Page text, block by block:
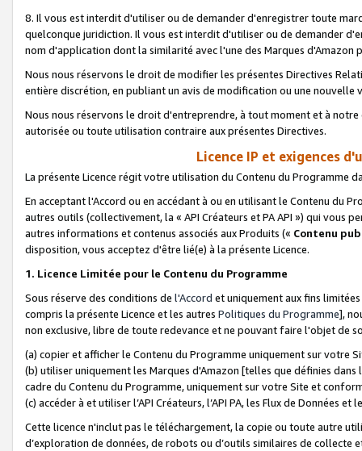
8. Il vous est interdit d'utiliser ou de demander d'enregistrer toute
quelconque juridiction. Il vous est interdit d'utiliser ou de demander
nom d'application dont la similarité avec l'une des Marques
Nous nous réservons le droit de modifier les présentes Directives
entière discrétion, en publiant un avis de modification ou une nouvelle
Nous nous réservons le droit d'entreprendre, à tout moment et à
autorisée ou toute utilisation contraire aux présentes Directives.
Licence IP et exigences
La présente Licence régit votre utilisation du Contenu du Programme
En acceptant l'Accord ou en accédant à ou en utilisant le Contenu du
autres outils (collectivement, la « API Créateurs et PA API ») qui vous
autres informations et contenus associés aux Produits (« Contenu
disposition, vous acceptez d'être lié(e) à la présente Licence.
1. Licence Limitée pour le Contenu du Programme
Sous réserve des conditions de l'Accord et uniquement aux fins
compris la présente Licence et les autres Politiques du Programme],
non exclusive, libre de toute redevance et ne pouvant faire l'objet de
(a) copier et afficher le Contenu du Programme uniquement sur votre
(b) utiliser uniquement les Marques d'Amazon [telles que définies dans
cadre du Contenu du Programme, uniquement sur votre Site et
(c) accéder à et utiliser l’API Créateurs, l’API PA, les Flux de Données
Cette licence n'inclut pas le téléchargement, la copie ou toute autre
d’exploration de données, de robots ou d’outils similaires de